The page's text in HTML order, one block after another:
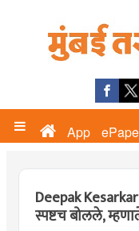
App
Deepak
स्पष्टच बोलले,